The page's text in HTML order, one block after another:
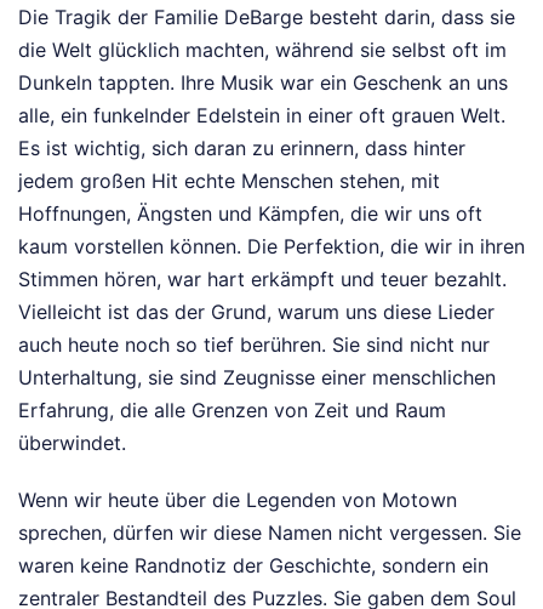
Die Tragik der Familie DeBarge besteht darin, dass sie
die Welt glücklich machten, während sie selbst oft im
Dunkeln tappten. Ihre Musik war ein Geschenk an uns
alle, ein funkelnder Edelstein in einer oft grauen Welt.
Es ist wichtig, sich daran zu erinnern, dass hinter
jedem großen Hit echte Menschen stehen, mit
Hoffnungen, Ängsten und Kämpfen, die wir uns oft
kaum vorstellen können. Die Perfektion, die wir in ihren
Stimmen hören, war hart erkämpft und teuer bezahlt.
Vielleicht ist das der Grund, warum uns diese Lieder
auch heute noch so tief berühren. Sie sind nicht nur
Unterhaltung, sie sind Zeugnisse einer menschlichen
Erfahrung, die alle Grenzen von Zeit und Raum
überwindet.
Wenn wir heute über die Legenden von Motown
sprechen, dürfen wir diese Namen nicht vergessen. Sie
waren keine Randnotiz der Geschichte, sondern ein
zentraler Bestandteil des Puzzles. Sie gaben dem Soul